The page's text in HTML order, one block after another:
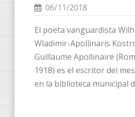
06/11/2018
El poeta vanguardista
Wladimir-Apollinaris
Guillaume Apollinaire
1918) es el escritor del
en la biblioteca municipal